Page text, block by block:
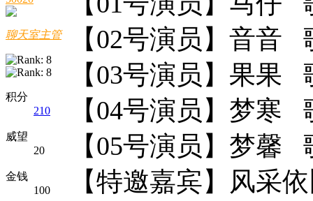
聊天室主管
积分
210
威望
20
金钱
100
【02号演员】音音
【03号演员】果
【04号演员】梦
【05号演员】梦
【特邀嘉宾】风采